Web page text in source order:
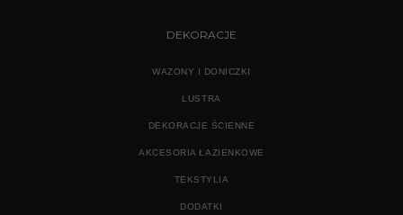
DEKORACJE
WAZONY I DONICZKI
LUSTRA
DEKORACJE ŚCIENNE
AKCESORIA ŁAZIENKOWE
TEKSTYLIA
DODATKI